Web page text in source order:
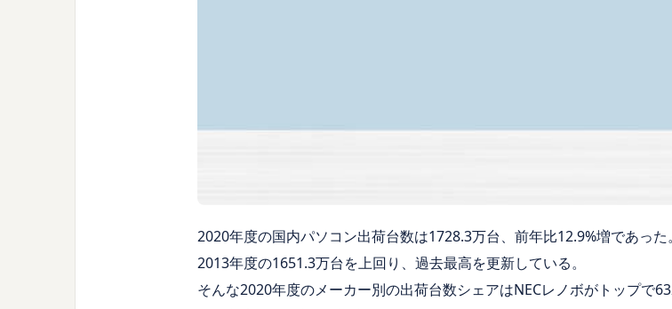
2020年度の国内パソコン出荷台数は1728.3万台、前年比12.9%増であっ
2013年度の1651.3万台を上回り、過去最高を更新している。
そんな2020年度のメーカー別の出荷台数シェアはNECレノボがトップで